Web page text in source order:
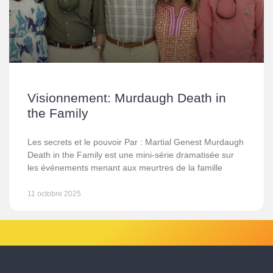
Visionnement: Murdaugh Death in
the Family
Les secrets et le pouvoir Par : Martial Genest Murdaugh
Death in the Family est une mini-série dramatisée sur
les événements menant aux meurtres de la famille
11 octobre 2025